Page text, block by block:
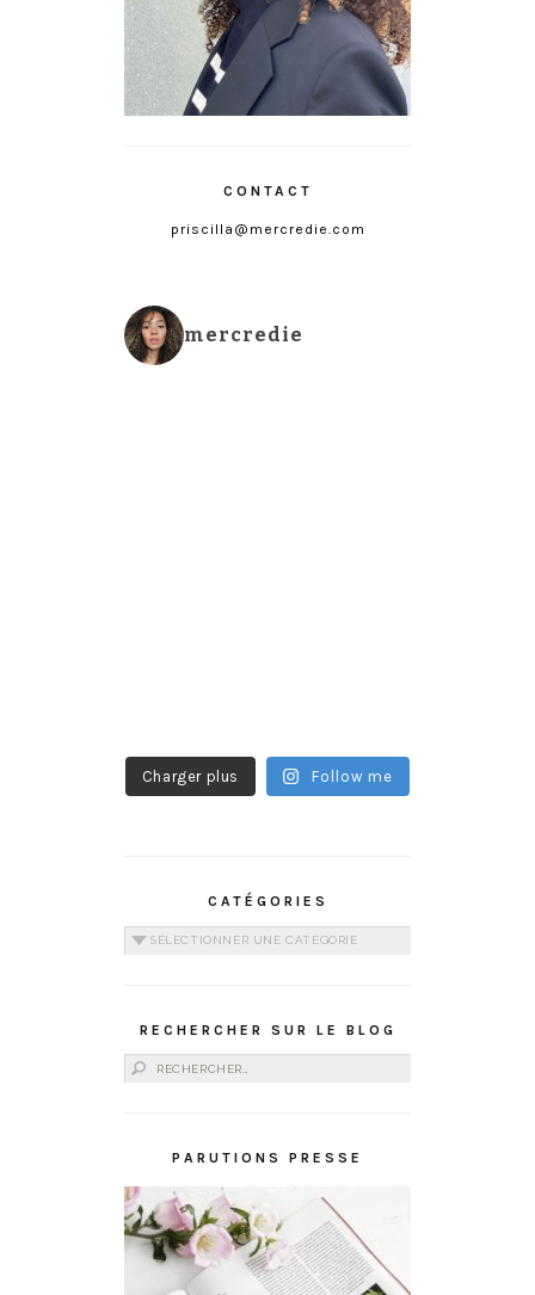
CONTACT
priscilla@mercredie.com
mercredie
Charger plus Follow me
CATÉGORIES
Catégories
RECHERCHER SUR LE BLOG
Rechercher :
PARUTIONS PRESSE